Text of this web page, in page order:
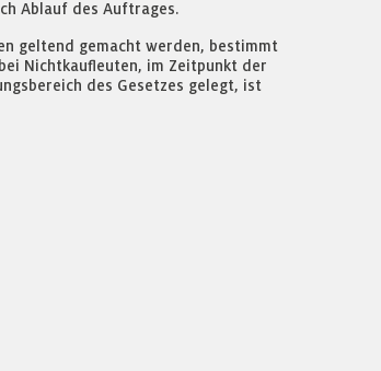
Ablauf des Auftrages.
geltend gemacht werden, bestimmt
Nichtkaufleuten, im Zeitpunkt der
des Gesetzes gelegt, ist